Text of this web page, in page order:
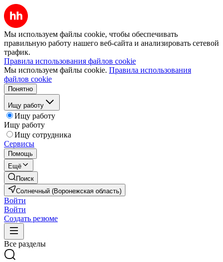
Мы используем файлы cookie, чтобы обеспечивать
правильную работу нашего веб-сайта и анализировать сетевой
трафик.
Правила использования файлов cookie
Мы используем файлы cookie. Правила использования
файлов cookie
Понятно
Ищу работу
Ищу работу
Ищу работу
Ищу сотрудника
Сервисы
Помощь
Ещё
Поиск
Солнечный (Воронежская область)
Войти
Войти
Создать резюме
Все разделы